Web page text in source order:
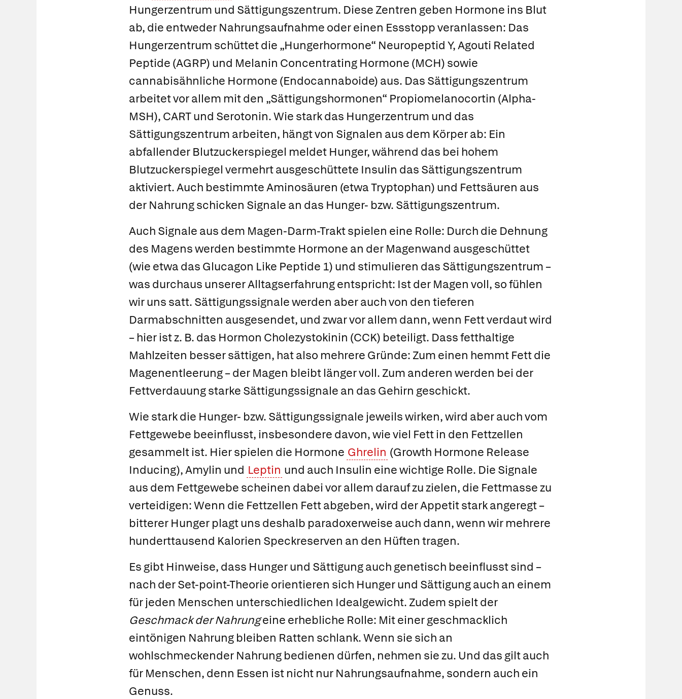
Hungerzentrum und Sättigungszentrum. Diese Zentren geben Hormone ins Blut
ab, die entweder Nahrungsaufnahme oder einen Essstopp veranlassen: Das
Hungerzentrum schüttet die „Hungerhormone“ Neuropeptid Y,Agouti Related
Peptide (AGRP) und Melanin Concentrating Hormone (MCH) sowie
cannabisähnliche Hormone (Endocannaboide) aus. Das Sättigungszentrum
arbeitet vor allem mit den „Sättigungshormonen“ Propiomelanocortin (Alpha-
MSH), CART und Serotonin. Wie stark das Hungerzentrum und das
Sättigungszentrum arbeiten, hängt von Signalen aus dem Körper ab: Ein
abfallender Blutzuckerspiegel meldet Hunger, während das bei hohem
Blutzuckerspiegel vermehrt ausgeschüttete Insulin das Sättigungszentrum
aktiviert. Auch bestimmte Aminosäuren (etwaTryptophan) und Fettsäuren aus
der Nahrung schicken Signale an das Hunger- bzw. Sättigungszentrum.
Auch Signale aus dem Magen-Darm-Trakt spielen eine Rolle: Durch die Dehnung
des Magenswerden bestimmte Hormone an der Magenwand ausgeschüttet
(wie etwa das Glucagon Like Peptide 1) und stimulieren das Sättigungszentrum –
was durchaus unserer Alltagserfahrung entspricht: Ist der Magen voll, so fühlen
wir uns satt. Sättigungssignale werden aber auch von den tieferen
Darmabschnitten ausgesendet, und zwar vor allem dann, wenn Fett verdaut wird
– hier ist z. B. das Hormon Cholezystokinin (CCK) beteiligt. Dass fetthaltige
Mahlzeiten besser sättigen, hat also mehrere Gründe: Zum einen hemmt Fett die
Magenentleerung – der Magen bleibt länger voll. Zum anderen werden bei der
Fettverdauung starke Sättigungssignale an das Gehirn geschickt.
Wie stark die Hunger- bzw. Sättigungssignale jeweils wirken, wird aber auch vom
Fettgewebe beeinflusst, insbesondere davon, wie viel Fett in den Fettzellen
gesammelt ist. Hier spielen die Hormone Ghrelin (Growth Hormone Release
Inducing), Amylin und Leptin und auch Insulin eine wichtige Rolle. Die Signale
aus dem Fettgewebe scheinen dabei vor allem darauf zu zielen, die Fettmasse zu
verteidigen: Wenn die Fettzellen Fett abgeben, wird der Appetit stark angeregt –
bitterer Hunger plagt uns deshalb paradoxerweise auch dann, wenn wir mehrere
hunderttausend Kalorien Speckreserven an den Hüften tragen.
Es gibt Hinweise, dass Hunger und Sättigung auch genetisch beeinflusst sind –
nach derSet-point-Theorie orientieren sich Hunger und Sättigung auch an einem
für jeden Menschen unterschiedlichen Idealgewicht. Zudem spielt der
Geschmack der Nahrungeine erhebliche Rolle: Mit einer geschmacklich
eintönigen Nahrung bleiben Ratten schlank. Wenn sie sich an
wohlschmeckender Nahrung bedienen dürfen, nehmen sie zu. Und das gilt auch
für Menschen, denn Essen ist nicht nur Nahrungsaufnahme, sondern auch ein
Genuss.